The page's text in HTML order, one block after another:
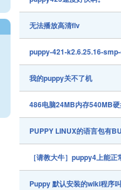
无法播放高清flv
puppy-421-k2.6.25.16-
我的puppy关不了机
486电脑24MB内存540MB
PUPPY LINUX的语言包有
［请教大牛］puppy4上能
Puppy 默认安装的wiki程序